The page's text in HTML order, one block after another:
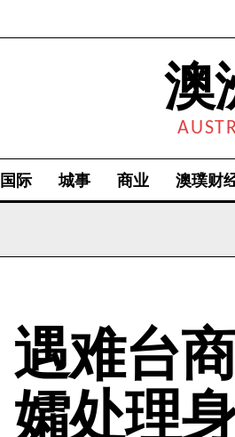
澳
国际 城事 商业 澳璞财
遇难台
孀处理